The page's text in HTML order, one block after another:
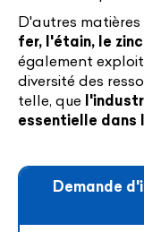
D'autres matières
fer, l'étain, le
également
diversité des
telle, que
essentielle dans
Demande